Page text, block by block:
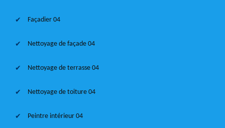
Façadier 04
Nettoyage de façade 04
Nettoyage de terrasse 04
Nettoyage de toiture 04
Peintre intérieur 04